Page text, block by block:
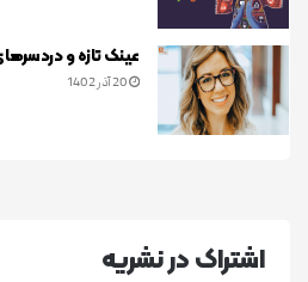
عینک تازه و
20 آذر 1402
اشتراک در نشريه